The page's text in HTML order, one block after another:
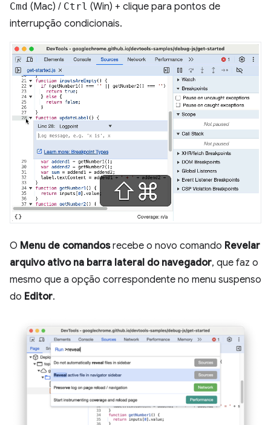
Cmd (Mac) / Ctrl (Win) + clique para pontos de
interrupção condicionais.
O Menu de comandosrecebe o novo comando Revelar
arquivo ativo na barra lateral do navegador, que faz o
mesmo que a opção correspondente no menu suspenso
do Editor.